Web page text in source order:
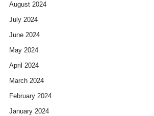
August 2024
July 2024
June 2024
May 2024
April 2024
March 2024
February 2024
January 2024